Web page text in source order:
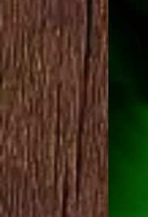
DE JH
Cette opération rend à
tout, l’élagage d’arbre
société possède des
votre devis élagage
nous, le devis est